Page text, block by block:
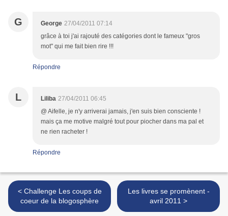
G George 27/04/2011 07:14
grâce à toi j'ai rajouté des catégories dont le fameux "gros
mot" qui me fait bien rire !!!
Répondre
L Liliba 27/04/2011 06:45
@ Aifelle, je n'y arriverai jamais, j'en suis bien consciente !
mais ça me motive malgré tout pour piocher dans ma pal et
ne rien racheter !
Répondre
< Challenge Les coups de
coeur de la blogosphère
Les livres se promènent -
avril 2011 >